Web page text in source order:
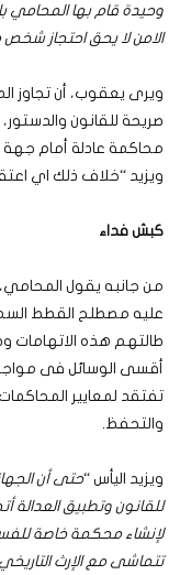
وحيدة قام بها المحامي
الامن لا يحق احتجاز شخص
ويرى يعقوب، أن تجاوز
صريحة للقانون
محاكمة عادلة أمام جهة
ويزيد “خلاف ذلك اي
كبش فداء
من جانبه يقول المحامي،
عليه مصطلح القطط
طالتهم هذه الاتهامات
أقسى الوسائل فى
تفتقد لمعايير
والتحفظ.
ويزيد اليأس “حتى أن
للقانون وتطبيق
لإنشاء محكمة خاصة
تتماشى مع الإرث